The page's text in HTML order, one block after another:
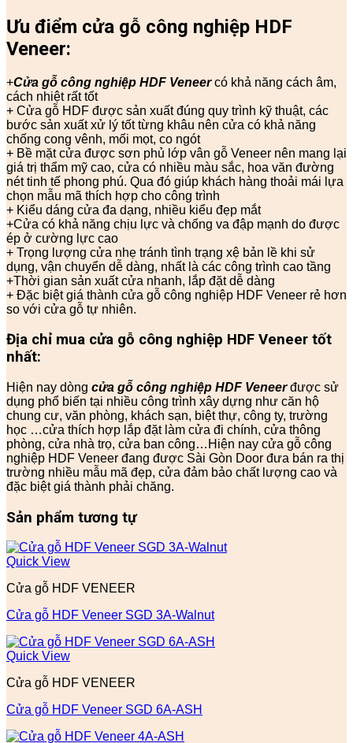
Ưu điểm cửa gỗ công nghiệp HDF
Veneer:
+Cửa gỗ công nghiệp HDF Veneercó khả năng cách âm,
cách nhiệt rất tốt
+ Cửa gỗ HDF được sản xuất đúng quy trình kỹ thuật, các
bước sản xuất xử lý tốt từng khâu nên cửa có khả năng
chống cong vênh, mối mọt, co ngót
+ Bề mặt cửa được sơn phủ lớp vân gỗ Veneer nên mang lại
giá trị thẩm mỹ cao, cửa có nhiều màu sắc, hoa văn đường
nét tinh tế phong phú. Qua đó giúp khách hàng thoải mái lựa
chọn mẫu mã thích hợp cho công trình
+ Kiểu dáng cửa đa dạng, nhiều kiểu đẹp mắt
+Cửa có khả năng chịu lực và chống va đập mạnh do được
ép ở cường lực cao
+ Trọng lượng cửa nhẹ tránh tình trạng xệ bản lề khi sử
dụng, vận chuyển dễ dàng, nhất là các công trình cao tầng
+Thời gian sản xuất cửa nhanh, lắp đặt dễ dàng
+ Đặc biệt giá thành cửa gỗ công nghiệp HDF Veneer rẻ hơn
so với cửa gỗ tự nhiên.
Địa chỉ mua cửa gỗ công nghiệp HDF Veneer tốt
nhất:
Hiện nay dòng cửa gỗ công nghiệp HDF Veneerđược sử
dụng phổ biến tại nhiều công trình xây dựng như căn hộ
chung cư, văn phòng, khách sạn, biệt thự, công ty, trường
học …cửa thích hợp lắp đặt làm cửa đi chính, cửa thông
phòng, cửa nhà trọ, cửa ban công…Hiện nay cửa gỗ công
nghiệp HDF Veneer đang được Sài Gòn Door đưa bán ra thị
trường nhiều mẫu mã đẹp, cửa đảm bảo chất lượng cao và
đặc biệt giá thành phải chăng.
Sản phẩm tương tự
Quick View
Cửa gỗ HDF VENEER
Cửa gỗ HDF Veneer SGD 3A-Walnut
Quick View
Cửa gỗ HDF VENEER
Cửa gỗ HDF Veneer SGD 6A-ASH